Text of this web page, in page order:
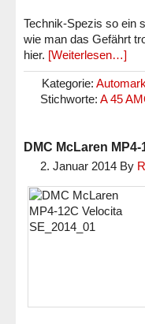
Technik-Spezis so ein
wie man das Gefährt
hier. [Weiterlesen…]
Kategorie:
Stichworte: A 45
DMC McLaren
2. Januar 2014 By